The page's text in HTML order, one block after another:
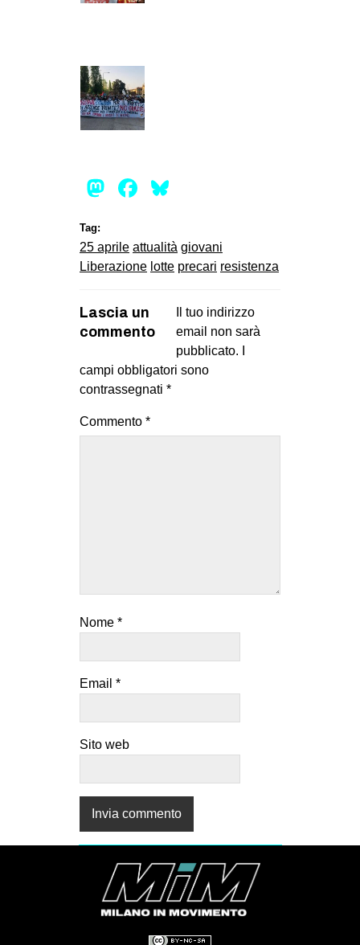
Mastodon
Facebook
Tag:
25 aprile attualità giovani
Liberazione lotte precari resistenza
Lascia un
commento
Il tuo indirizzo
email non sarà
pubblicato.
campi obbligatori sono
contrassegnati *
Commento *
Nome *
Email *
Sito web